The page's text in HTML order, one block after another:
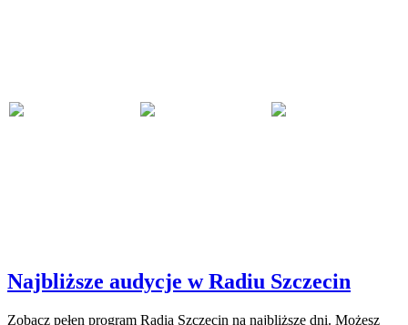
Najbliższe audycje w Radiu Szczecin
Zobacz pełen program Radia Szczecin na najbliższe dni. Możesz